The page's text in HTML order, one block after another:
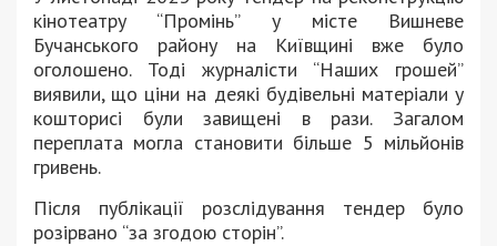
кінотеатру “Промінь” у місте Вишневе
Бучанського району на Київщині вже було
оголошено. Тоді журналісти “Наших грошей”
виявили, що ціни на деякі будівельні матеріали у
кошторисі були завищені в рази. Загалом
переплата могла становити більше 5 мільйонів
гривень.
Після публікації розслідування тендер було
розірвано “за згодою сторін”.